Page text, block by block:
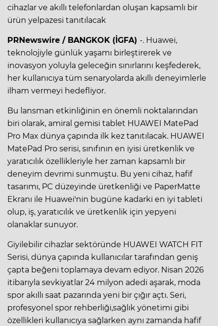
cihazlar ve akıllı telefonlardan oluşan kapsamlı bir
ürün yelpazesi tanıtılacak
PRNewswire / BANGKOK (İGFA) -. Huawei,
teknolojiyle günlük yaşamı birleştirerek ve
inovasyon yoluyla geleceğin sınırlarını keşfederek,
her kullanıcıya tüm senaryolarda akıllı deneyimlerle
ilham vermeyi hedefliyor.
Bu lansman etkinliğinin en önemli noktalarından
biri olarak, amiral gemisi tablet HUAWEI MatePad
Pro Max dünya çapında ilk kez tanıtılacak. HUAWEI
MatePad Pro serisi, sınıfının en iyisi üretkenlik ve
yaratıcılık özellikleriyle her zaman kapsamlı bir
deneyim devrimi sunmuştu. Bu yeni cihaz, hafif
tasarımı, PC düzeyinde üretkenliği ve PaperMatte
Ekranı ile Huawei'nin bugüne kadarki en iyi tableti
olup, iş, yaratıcılık ve üretkenlik için yepyeni
olanaklar sunuyor.
Giyilebilir cihazlar sektöründe HUAWEI WATCH FIT
Serisi, dünya çapında kullanıcılar tarafından geniş
çapta beğeni toplamaya devam ediyor. Nisan 2026
itibarıyla sevkiyatlar 24 milyon adedi aşarak, moda
spor akıllı saat pazarında yeni bir çığır açtı. Seri,
profesyonel spor rehberliği,sağlık yönetimi gibi
özellikleri kullanıcıya sağlarken aynı zamanda hafif